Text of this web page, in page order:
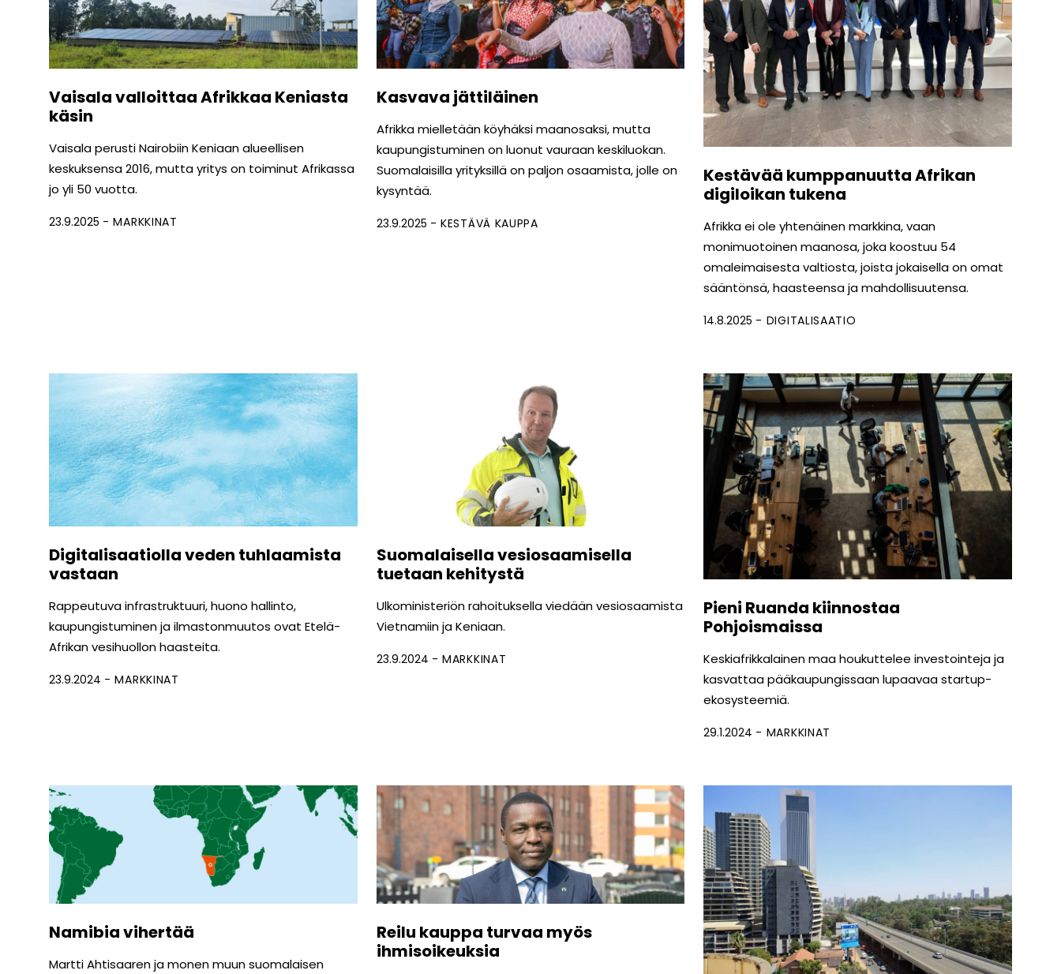
Vaisala valloittaa Afrikkaa Keniasta
käsin
Vaisala perusti Nairobiin Keniaan alueellisen
keskuksensa 2016, mutta yritys on toiminut Afrikassa
jo yli 50 vuotta.
23.9.2025 MARKKINAT
Kasvava jättiläinen
Afrikka mielletään köyhäksi maanosaksi, mutta
kaupungis­tuminen on luonut vauraan keskiluokan.
Suomalaisilla yrityksillä on paljon osaamista, jolle on
kysyntää.
23.9.2025 KESTÄVÄ KAUPPA
Kestävää kumppanuutta Afrikan
digiloikan tukena
Afrikka ei ole yhtenäinen markkina, vaan
monimuotoinen maanosa, joka koostuu 54
omaleimaisesta valtiosta, joista jokaisella on omat
sääntönsä, haasteensa ja mahdollisuutensa.
14.8.2025 DIGITALISAATIO
Digitalisaatiolla veden tuhlaamista
vastaan
Rappeutuva infrastruktuuri, huono hallinto,
kaupungistuminen ja ilmastonmuutos ovat Etelä-
Afrikan vesihuollon haasteita.
23.9.2024 MARKKINAT
Suomalaisella vesiosaamisella
tuetaan kehitystä
Ulkoministeriön rahoituksella viedään vesiosaamista
Vietnamiin ja Keniaan.
23.9.2024 MARKKINAT
Pieni Ruanda kiinnostaa
Pohjoismaissa
Keskiafrikkalainen maa houkuttelee investointeja ja
kasvattaa pääkaupungissaan lupaavaa startup-
ekosysteemiä.
29.1.2024 MARKKINAT
Namibia vihertää
Martti Ahtisaaren ja monen muun suomalaisen
Reilu kauppa turvaa myös
ihmisoikeuksia